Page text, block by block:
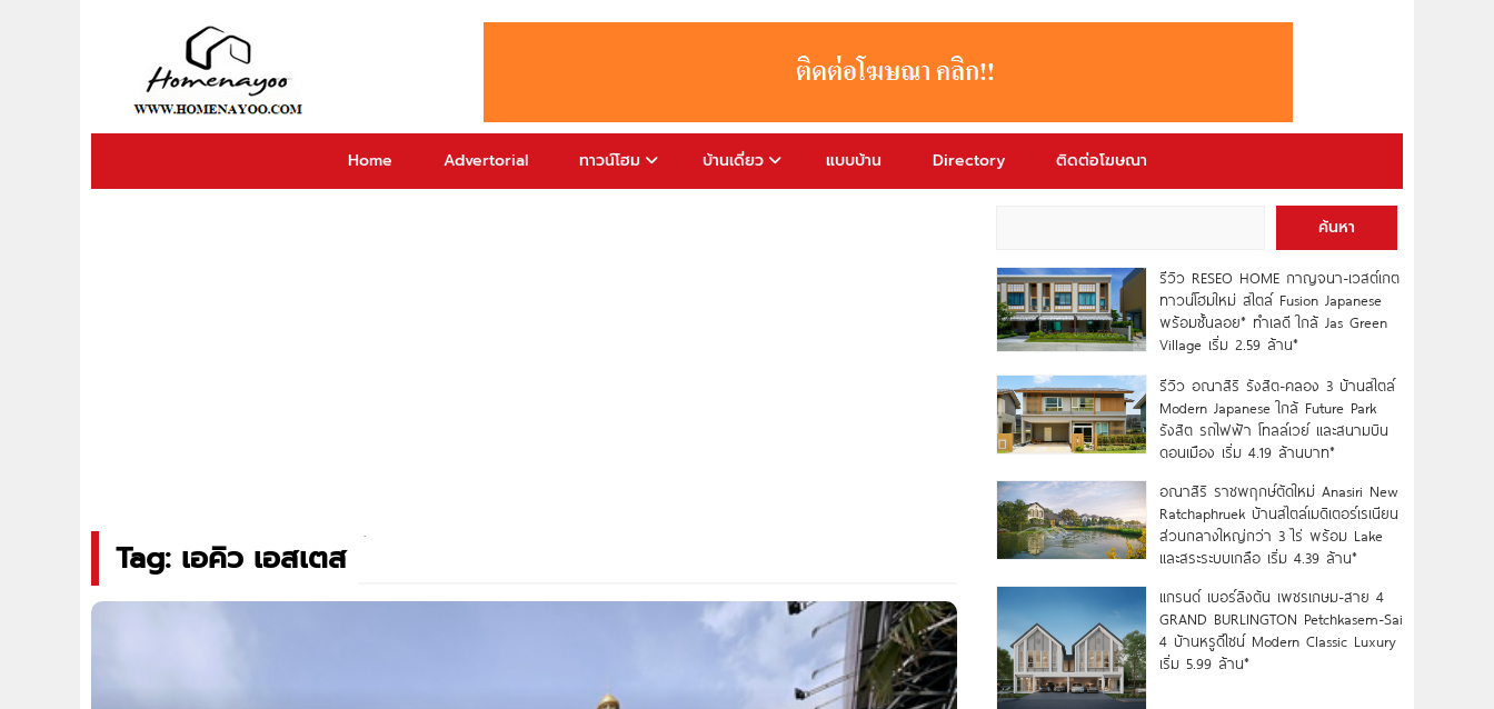
Home Advertorial ทาวน์โฮม บ้านเดี่ยว แบบบ้าน Directory ติดต่อโฆษณา
Tag: เอคิว เอสเตส
ค้นหา
รีวิว RESEO HOME กาญจนา-เวสต์เกต
ทาวน์โฮมใหม่ สไตล์ Fusion Japanese
พร้อมชั้นลอย* ทำเลดี ใกล้ Jas Green
Village เริ่ม 2.59 ล้าน*
รีวิว อณาสิริ รังสิต-คลอง 3 บ้านสไตล์
Modern Japanese ใกล้ Future Park
รังสิต รถไฟฟ้า โทลล์เวย์ และสนามบิน
ดอนเมือง เริ่ม 4.19 ล้านบาท*
อณาสิริ ราชพฤกษ์ตัดใหม่ Anasiri New
Ratchaphruek บ้านสไตล์เมดิเตอร์เรเนียน
ส่วนกลางใหญ่กว่า 3 ไร่ พร้อม Lake
และสระระบบเกลือ เริ่ม 4.39 ล้าน*
แกรนด์ เบอร์ลิงตัน เพชรเกษม-สาย 4
GRAND BURLINGTON Petchkasem-Sai
4 บ้านหรูดีไซน์ Modern Classic Luxury
เริ่ม 5.99 ล้าน*